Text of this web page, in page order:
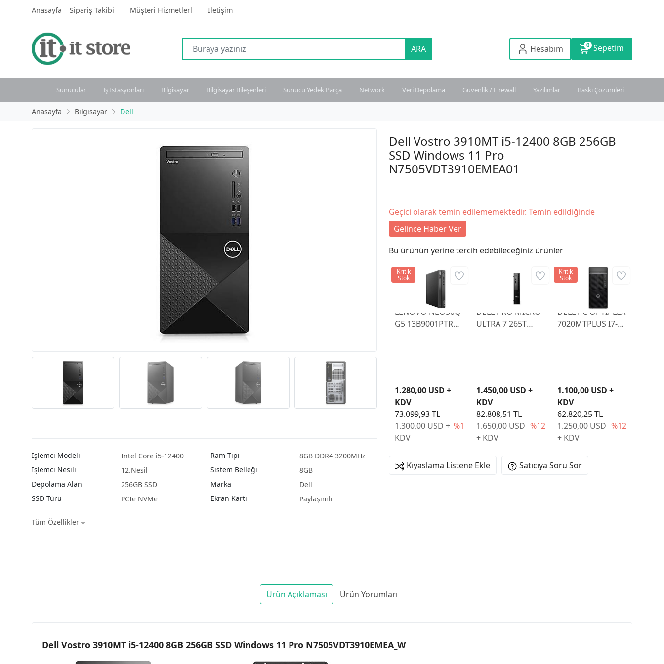
Anasayfa Sipariş Takibi Müşteri Hizmetlerl İletişim
ARA Hesabım 0 Sepetim
Sunucular İş İstasyonları Bilgisayar Bilgisayar Bileşenleri Sunucu Yedek Parça Network Veri Depolama Güvenlik / Firewall Yazılımlar Baskı Çözümleri
Anasayfa Bilgisayar Dell
İşlemci Modeli Intel Core i5-12400 Ram Tipi
8GB DDR4 3200MHz
İşlemci Nesili
12.Nesil Sistem Belleği
8GB
Depolama Alanı
256GB SSD Marka
Dell
SSD Türü
PCIe NVMe Ekran Kartı Paylaşımlı
Tüm Özellikler
Dell Vostro 3910MT i5-12400 8GB 256GB
SSD Windows 11 Pro
N7505VDT3910EMEA01
Geçici olarak temin edilememektedir. Temin edildiğinde
Gelince Haber Ver
Bu ürünün yerine tercih edebileceğiniz ürünler
LENOVO NEO50Q
G5 13B9001PTR
1.300,00 USD +
KDV
%1
1.280,00 USD +
KDV
73.099,93 TL
Kritik
Stok
DELL PRO MICRO
ULTRA 7 265T
1.650,00 USD
+ KDV
%12
1.450,00 USD +
KDV
82.808,51 TL
DELL PC OPTIPLEX
7020MTPLUS I7-
1.250,00 USD
+ KDV
%12
1.100,00 USD +
KDV
62.820,25 TL
Kritik
Stok
Kıyaslama Listene Ekle Satıcıya Soru Sor
Ürün Açıklaması Ürün Yorumları
Dell Vostro 3910MT i5-12400 8GB 256GB SSD Windows 11 Pro N7505VDT3910EMEA_W